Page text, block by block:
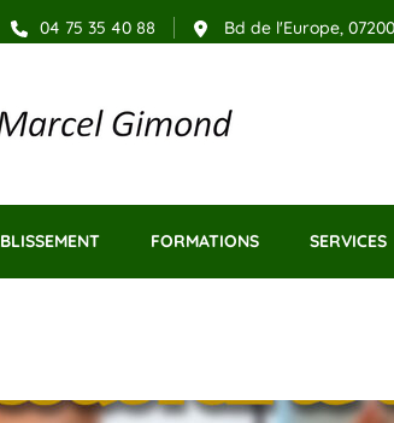
04 75 35 40 88 Bd de l'Europe,
– Aubenas
FORMATIONS SERVICES